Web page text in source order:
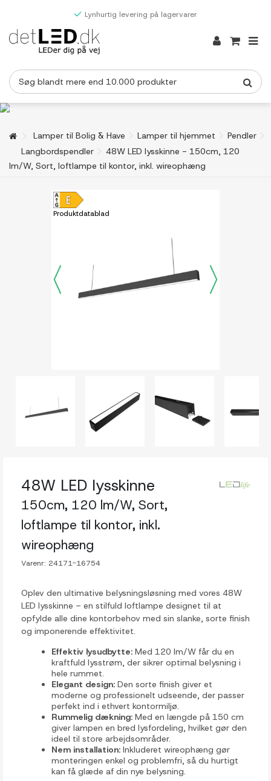
Lynhurtig levering på lagervarer
Lamper til Bolig & Have Lamper til hjemmet
Pendler
Langbordspendler
48W LED lysskinne - 150cm, 120
lm/W, Sort, loftlampe til kontor, inkl. wireophæng
Produktdatablad
48W LED lysskinne
150cm, 120 lm/W, Sort,
loftlampe til kontor, inkl.
wireophæng
Varenr: 24171-16754
Oplev den ultimative belysningsløsning med vores 48W
LED lysskinne – en stilfuld loftlampe designet til at
opfylde alle dine kontorbehov med sin slanke, sorte finish
og imponerende effektivitet.
Effektiv lysudbytte: Med 120 lm/W får du en
kraftfuld lysstrøm, der sikrer optimal belysning i
hele rummet.
Elegant design: Den sorte finish giver et
moderne og professionelt udseende, der passer
perfekt ind i ethvert kontormiljø.
Rummelig dækning: Med en længde på 150 cm
giver lampen en bred lysfordeling, hvilket gør den
ideel til store arbejdsområder.
Nem installation: Inkluderet wireophæng gør
monteringen enkel og problemfri, så du hurtigt
kan få glæde af din nye belysning.